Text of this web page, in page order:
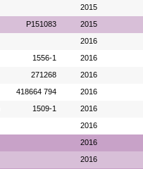
2015
P151083 2015
2016
1556-1 2016
271268 2016
418664 794 2016
1509-1 2016
2016
2016
2016